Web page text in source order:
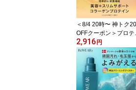
＜8/4 20時〜 神トク
OFFクーポン＞プロテ
ン 女性 コラテイン
ein コラーゲンプロテイ
ン 女性用 おすすめ コ
ーゲンペプチド マルチ
ロテイン ダイエット
き換え 飲みやすい 美
2,916 円